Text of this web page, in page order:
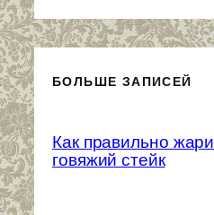
БОЛЬШЕ ЗАПИСЕЙ
Как правильно
говяжий стейк